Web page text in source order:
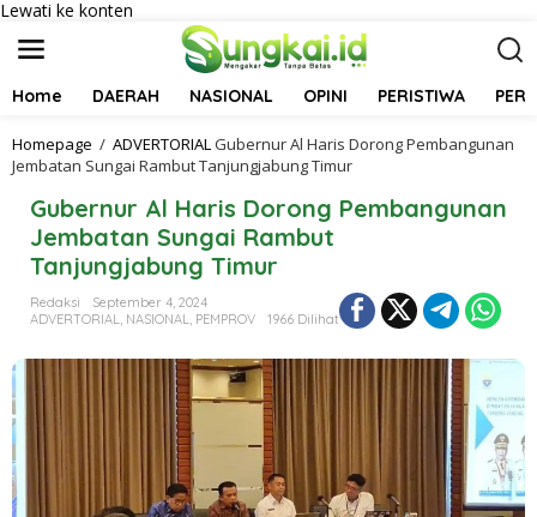
Lewati ke konten
Home DAERAH NASIONAL OPINI PERISTIWA
Homepage / ADVERTORIALGubernur Al Haris Dorong Pembangunan
Jembatan Sungai Rambut Tanjungjabung Timur
Gubernur Al Haris Dorong Pembangunan
Jembatan Sungai Rambut
Tanjungjabung Timur
Redaksi
September 4, 2024
ADVERTORIAL, NASIONAL, PEMPROV 1966 Dilihat